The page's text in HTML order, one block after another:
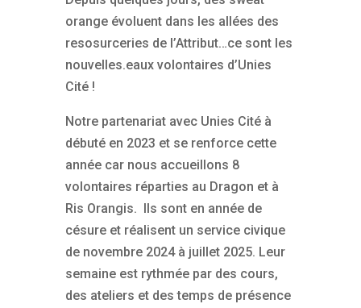
orange évoluent dans les allées des
resosurceries de l’Attribut…ce sont les
nouvelles.eaux volontaires d’Unies
Cité !
Notre partenariat avec Unies Cité à
débuté en 2023 et se renforce cette
année car nous accueillons 8
volontaires réparties au Dragon et à
Ris Orangis. Ils sont en année de
césure et réalisent un service civique
de novembre 2024 à juillet 2025. Leur
semaine est rythmée par des cours,
des ateliers et des temps de présence